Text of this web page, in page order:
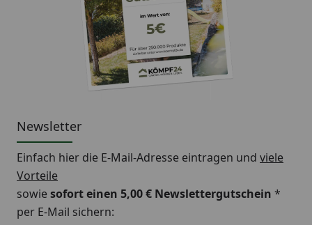
Newsletter
Einfach hier die E-Mail-Adresse eintragen und viele
Vorteile
sowiesofort einen 5,00 € Newslettergutschein *
per E-Mail sichern: